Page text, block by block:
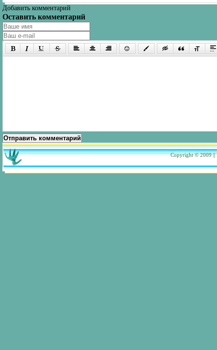
Добавить комментарий
Оставить комментарий
Отправить комментарий
Copyright © 2009||